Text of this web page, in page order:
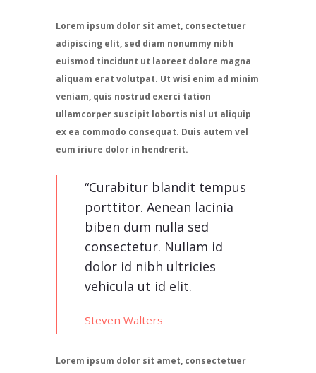
Lorem ipsum dolor sit amet, consectetuer
adipiscing elit, sed diam nonummy nibh
euismod tincidunt ut laoreet dolore magna
aliquam erat volutpat. Ut wisi enim ad minim
veniam, quis nostrud exerci tation
ullamcorper suscipit lobortis nisl ut aliquip
ex ea commodo consequat. Duis autem vel
eum iriure dolor in hendrerit.
“Curabitur blandit tempus
porttitor. Aenean lacinia
biben dum nulla sed
consectetur. Nullam id
dolor id nibh ultricies
vehicula ut id elit.
Steven Walters
Lorem ipsum dolor sit amet, consectetuer